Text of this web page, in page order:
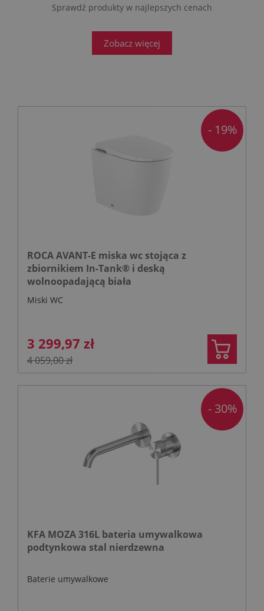
Sprawdź produkty w najlepszych cenach
Zobacz więcej
ROCA AVANT-E miska wc stojąca z
zbiornikiem In-Tank® i deską
wolnoopadającą biała
Miski WC
3 299,97 zł
4 059,00 zł
- 19%
KFA MOZA 316L bateria umywalkowa
podtynkowa stal nierdzewna
Baterie umywalkowe
- 30%